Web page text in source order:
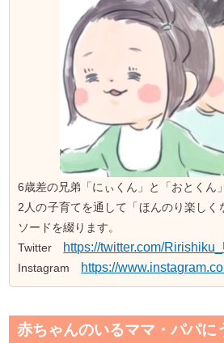
6歳差の兄弟「にぃくん」と「おとくん
2人の子育てを通して「ほんのり楽しく
ソードを綴ります。
Twitter
https://twitter.com/
Instagram https://
赤ちゃんのいるママ・パパに